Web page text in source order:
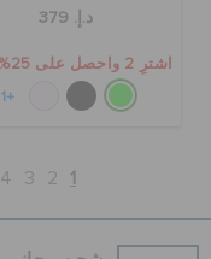
د.إ. 379
اشترِ 2 واحصل على 25% خصم
+1
1
2
3
4